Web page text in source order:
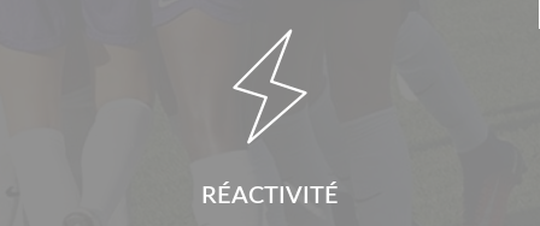

RÉACTIVITÉ